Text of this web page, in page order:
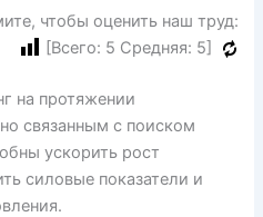
at
A
p
p
d
t
l.
ai
чтобы оценить наш труд:
[Всего: 5 Средняя: 5]
на протяжении
связанным с поиском
ускорить рост
силовые показатели и